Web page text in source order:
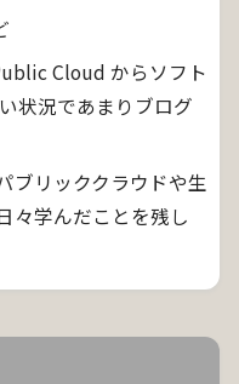
Cloud からソフト
状況であまりブログ
ブリッククラウドや生
々学んだことを残し